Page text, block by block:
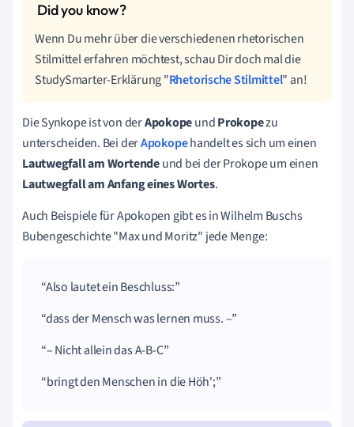
Wenn Du mehr über die verschiedenen rhetorischen
Stilmittel erfahren möchtest, schau Dir doch mal die
StudySmarter-Erklärung "Rhetorische Stilmittel" an!
Die Synkope ist von derApokopeundProkopezu
unterscheiden. Bei derApokopehandelt es sich um einen
Lautwegfall am Wortendeund bei der Prokope um einen
Lautwegfall am Anfang eines Wortes.
Auch Beispiele für Apokopen gibt es in Wilhelm Buschs
Bubengeschichte "Max und Moritz" jede Menge:
Also lautet ein Beschluss:
dass der Mensch was lernen muss. –
– Nicht allein das A-B-C
bringt den Menschen in dieHöh';